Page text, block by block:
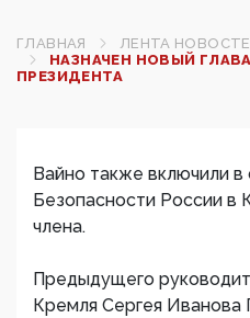
ГЛАВНАЯ
ЛЕНТА
НАЗНАЧЕН НОВЫЙ
ПРЕЗИДЕНТА
Вайно также включили в
Безопасности России в
члена.
Предыдущего
Кремля Сергея Иванова